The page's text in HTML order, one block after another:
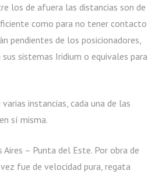
los de afuera las distancias son de
como para no tener contacto
pendientes de los posicionadores,
sus sistemas Iridium o equivales para
instancias, cada una de las
sí misma.
– Punta del Este. Por obra de
fue de velocidad pura, regata